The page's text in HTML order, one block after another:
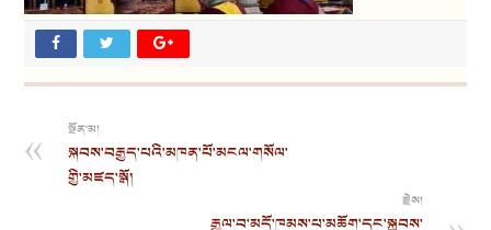
སྔོན་མ།
སྐབས་བརྒྱད་པའི་མཁན་པོ་མངལ་གསོལ་
གྱི་མཛད་སྒོ།
རྗེས།
རྒྱལ་བ་མདོ་ཁམས་པ་མཆོག་དང་སྐྱབས་